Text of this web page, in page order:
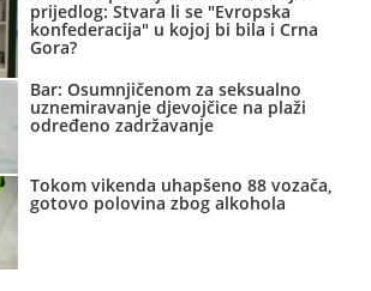
prijedlog: Stvara li se "Evropska
konfederacija" u kojoj bi bila i Crna
Gora?
Bar: Osumnjičenom za seksualno
uznemiravanje djevojčice na plaži
određeno zadržavanje
Tokom vikenda uhapšeno 88 vozača,
gotovo polovina zbog alkohola